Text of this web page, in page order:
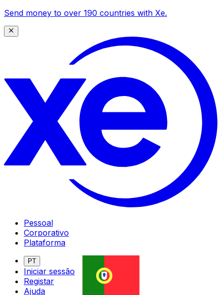
Send money to over 190 countries with Xe.
Pessoal
Corporativo
Plataforma
PT
Iniciar sessão
Registar
Ajuda